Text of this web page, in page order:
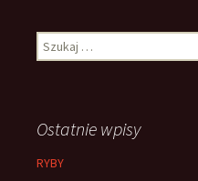
Szukaj:
Ostatnie wpisy
RYBY